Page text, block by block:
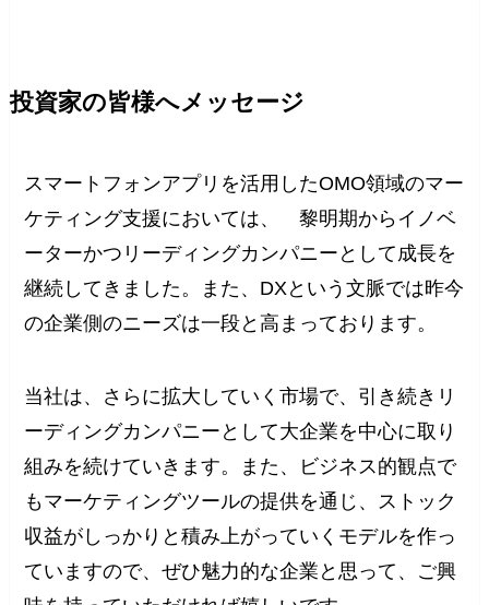
投資家の皆様へメッセージ
スマートフォンアプリを活用したOMO領域のマー
ケティング支援においては、 黎明期からイノベ
ーターかつリーディングカンパニーとして成長を
継続してきました。また、DXという文脈では昨今
の企業側のニーズは一段と高まっております。
当社は、さらに拡大していく市場で、引き続きリ
ーディングカンパニーとして大企業を中心に取り
組みを続けていきます。また、ビジネス的観点で
もマーケティングツールの提供を通じ、ストック
収益がしっかりと積み上がっていくモデルを作っ
ていますので、ぜひ魅力的な企業と思って、ご興